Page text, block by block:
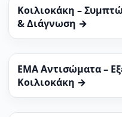
Κοιλιοκάκη –
& Διάγνωση →
EMA Αντισώματα –
Κοιλιοκάκη →